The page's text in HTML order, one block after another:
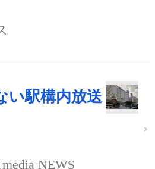
い駅構内放送
NEWS